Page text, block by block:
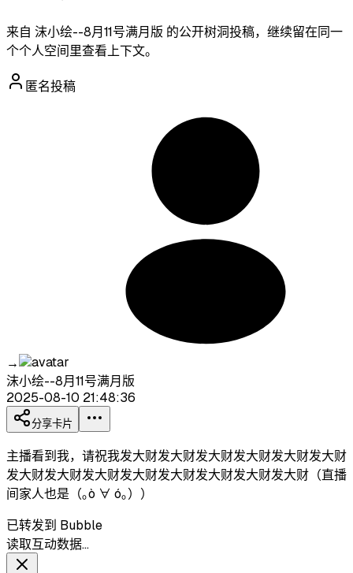
来自 沫小绘--8月11号满月版 的公开树洞投稿，继续留在同一
个个人空间里查看上下文。
匿名投稿
→
沫小绘--8月11号满月版
2025-08-10 21:48:36
分享卡片
主播看到我，请祝我发大财发大财发大财发大财发大财发大财
发大财发大财发大财发大财发大财发大财发大财发大财（直播
间家人也是（｡ò ∀ ó｡））
已转发到 Bubble
读取互动数据…